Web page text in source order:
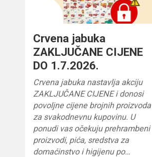
Crvena jabuka
ZAKLJUČANE CIJENE
DO 1.7.2026.
Crvena jabuka nastavlja akciju
ZAKLJUČANE CIJENE i donosi
povoljne cijene brojnih proizvoda
za svakodnevnu kupovinu. U
ponudi vas očekuju prehrambeni
proizvodi, pića, sredstva za
domaćinstvo i higijenu po…